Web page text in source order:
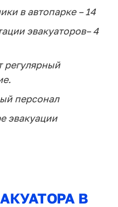
в автопарке – 14
эвакуаторов– 4
регулярный
персонал
эвакуации
В